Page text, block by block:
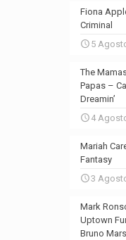
Fiona
Criminal
5
The
Papas –
Dreamin’
4
Mariah
Fantasy
3
Mark
Uptown
Bruno Mars